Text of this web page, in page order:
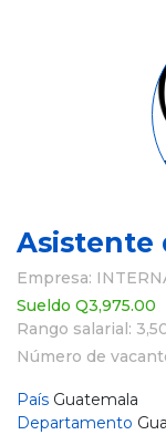
Asistente
Empresa:
Sueldo Q3,975.00
Rango salarial:
Número de
País Guatemala
Departamento